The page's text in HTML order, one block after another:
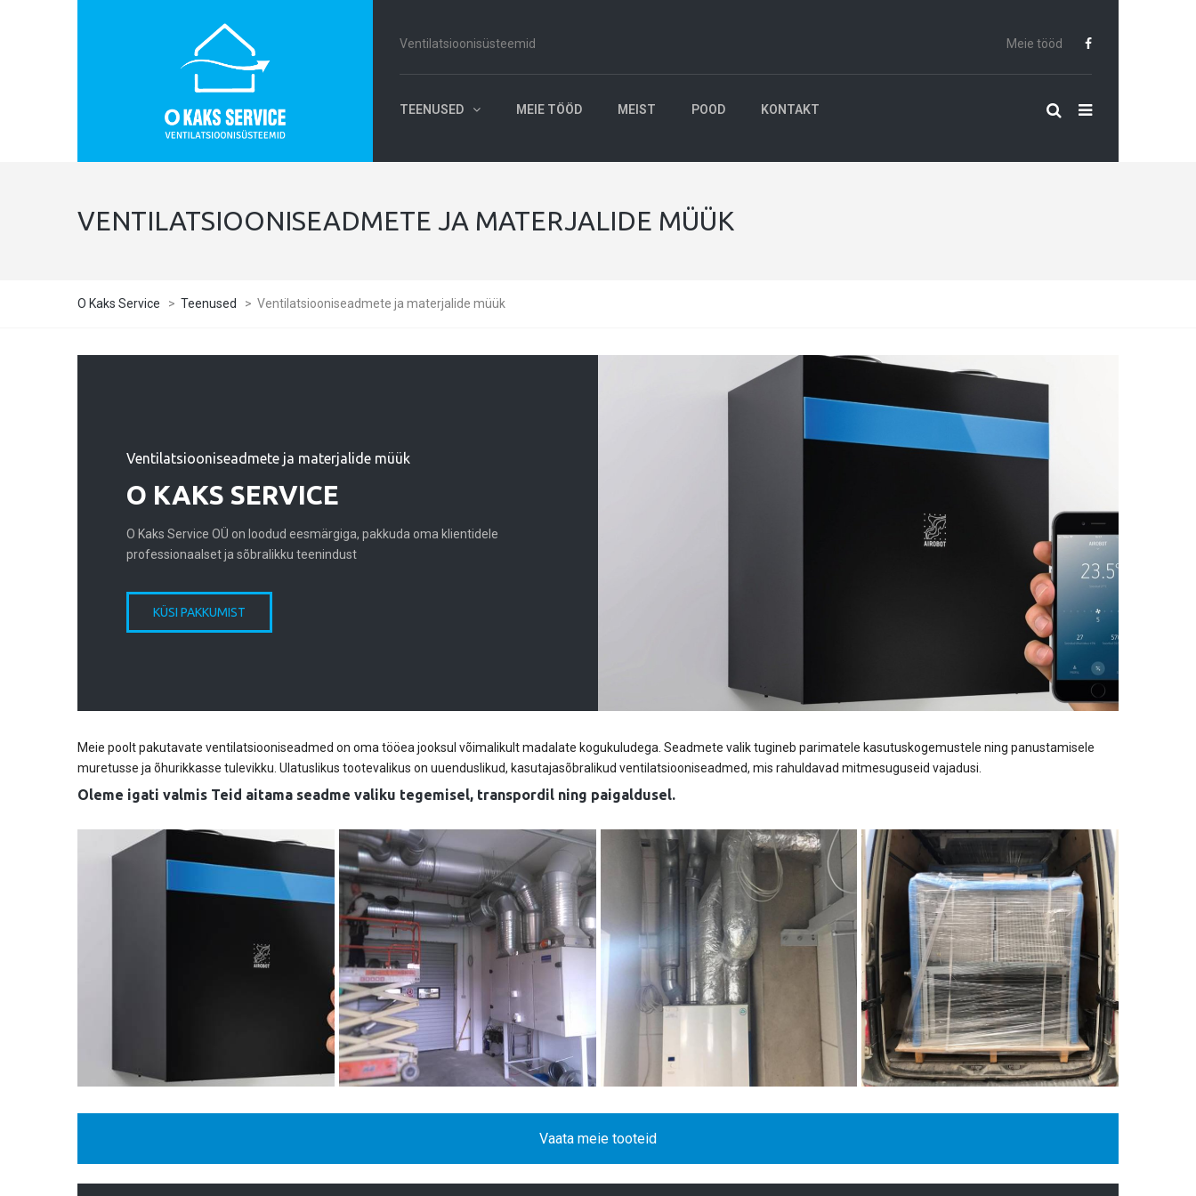
Ventilatsioonisüsteemid Meie tööd
TEENUSED MEIE TÖÖD MEIST POOD KONTAKT
VENTILATSIOONISEADMETE JA MATERJALIDE MÜÜK
O Kaks Service > Teenused > Ventilatsiooniseadmete ja materjalide müük
Ventilatsiooniseadmete ja materjalide müük
O KAKS SERVICE
O Kaks Service OÜ on loodud eesmärgiga, pakkuda oma klientidele
professionaalset ja sõbralikku teenindust
KÜSI PAKKUMIST
Meie poolt pakutavate ventilatsiooniseadmed on oma tööea jooksul võimalikult madalate kogukuludega. Seadmete valik tugineb parimatele kasutuskogemustele ning panustamisele
muretusse ja õhurikkasse tulevikku. Ulatuslikus tootevalikus on uuenduslikud, kasutajasõbralikud ventilatsiooniseadmed, mis rahuldavad mitmesuguseid vajadusi.
Oleme igati valmis Teid aitama seadme valiku tegemisel, transpordil ning paigaldusel.
Vaata meie tooteid